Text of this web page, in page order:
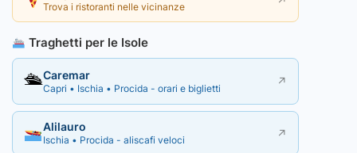
Trova i ristoranti nelle vicinanze
Traghetti per le Isole
🛳Caremar
Capri • Ischia • Procida - orari e biglietti ↗
Alilauro
Ischia • Procida - aliscafi veloci ↗